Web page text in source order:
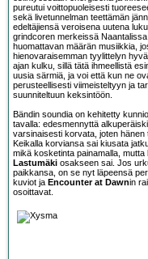
pureutui voittopuoleisesti
sekä livetunnelman teettämän
edeltäjiensä veroisena uutena
grindcoren merkeissä
huomattavan määrän musiikkia,
hienovaraisemman tyylittelyn
ajan kulku, sillä tätä ihmeellistä
uusia särmiä, ja voi että kun ne
perusteellisesti viimeisteltyyn ja
suunniteltuun keksintöön.
Bändin soundia on kehitetty
tavalla: edesmennyttä
varsinaisesti korvata, joten
Keikalla korviansa sai kiusata
mikä kosketinta painamalla,
Lastumäki osakseen sai. Jos
paikkansa, on se nyt läpeensä
kuviot ja Encounter at Dawnin
osoittavat.